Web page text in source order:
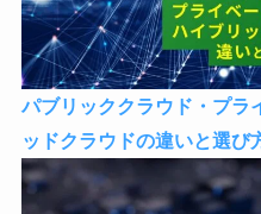
パブリッククラウド・プラ
ッドクラウドの違いと選び